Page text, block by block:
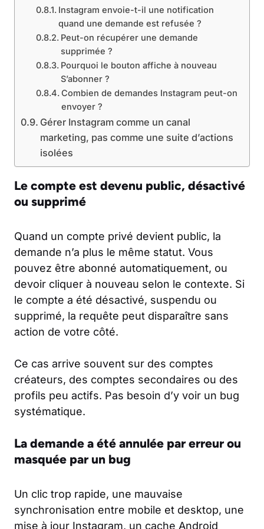
Instagram envoie-t-il une notification
quand une demande est refusée ?
Peut-on récupérer une demande
supprimée ?
Pourquoi le bouton affiche à nouveau
S’abonner ?
Combien de demandes Instagram peut-on
envoyer ?
Gérer Instagram comme un canal
marketing, pas comme une suite d’actions
isolées
Le compte est devenu public, désactivé
ou supprimé
Quand un compte privé devient public, la
demande n’a plus le même statut. Vous
pouvez être abonné automatiquement, ou
devoir cliquer à nouveau selon le contexte. Si
le compte a été désactivé, suspendu ou
supprimé, la requête peut disparaître sans
action de votre côté.
Ce cas arrive souvent sur des comptes
créateurs, des comptes secondaires ou des
profils peu actifs. Pas besoin d’y voir un bug
systématique.
La demande a été annulée par erreur ou
masquée par un bug
Un clic trop rapide, une mauvaise
synchronisation entre mobile et desktop, une
mise à jour Instagram, un cache Android